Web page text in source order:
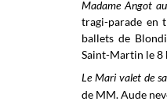
Madame Angot
tragi-parade en
ballets de
Saint-Martin le 8
Le Mari valet de
de MM. Aude